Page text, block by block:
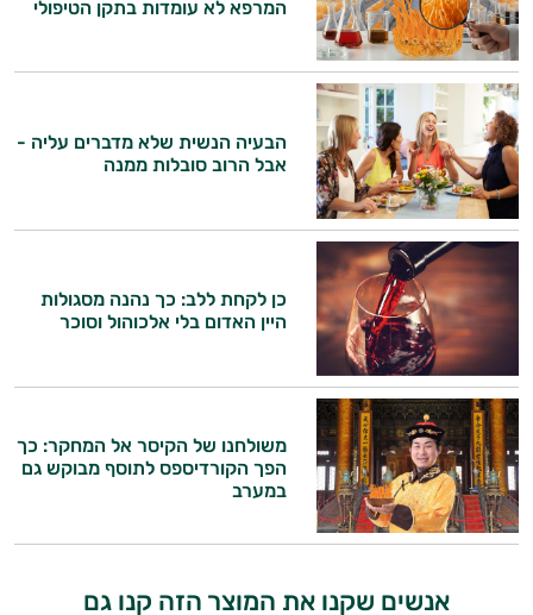
המרפא לא עומדות בתקן הטיפולי
הבעיה הנשית שלא מדברים עליה -
אבל הרוב סובלות ממנה
כן לקחת ללב: כך נהנה מסגולות
היין האדום בלי אלכוהול וסוכר
משולחנו של הקיסר אל המחקר: כך
הפך הקורדיספס לתוסף מבוקש גם
במערב
אנשים שקנו את המוצר הזה קנו גם
ולמצב הגופני שלך, ולהסביר לך אילו רכיבים
עובדים יחד כדי למקסם תוצאות גם בחיי היום
יום וגם בתחום הכושר והספורט.
המטרה שלי היא להתאים עבורך המלצות
אישיות מבוססות מדעית.
זה הזמן להתחיל. איך אוכל לעזור?